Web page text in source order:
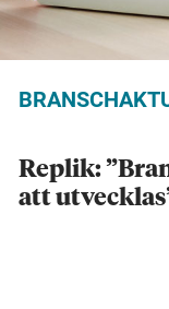
Replik:
att